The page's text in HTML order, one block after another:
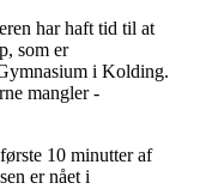
har haft tid til at
som er
i Kolding.
mangler
10 minutter af
er nået i